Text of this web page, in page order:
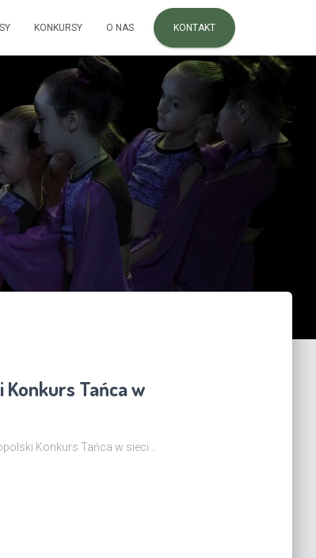
KONKURSY O NAS KONTAKT
Konkurs Tańca w
Konkurs Tańca w sieci…